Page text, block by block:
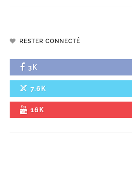
RESTER CONNECTÉ
3K
7.6K
16K